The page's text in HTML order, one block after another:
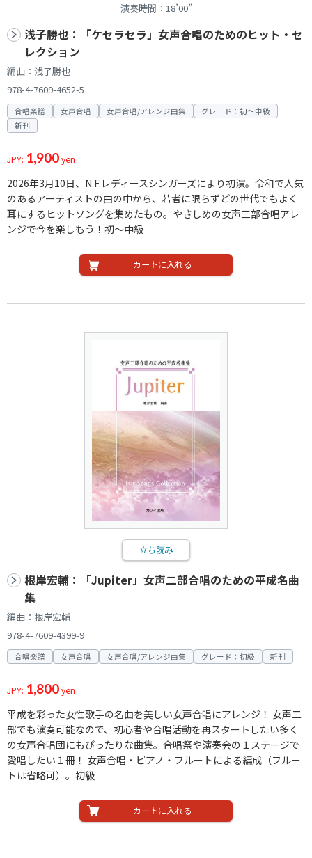
演奏時間：18’00”
浅子勝也：「ケセラセラ」女声合唱のためのヒット・セ
レクション
編曲：浅子勝也
978-4-7609-4652-5
合唱楽譜 女声合唱 女声合唱/アレンジ曲集
グレード：初～中級
新刊
JPY: 1,900yen
2026年3月10日、N.F.レディースシンガーズにより初演。令和で人気
のあるアーティストの曲の中から、若者に限らずどの世代でもよく
耳にするヒットソングを集めたもの。やさしめの女声三部合唱アレ
ンジで今を楽しもう！初～中級
カートに入れる
立ち読み
根岸宏輔：「Jupiter」女声二部合唱のための平成名曲
集
編曲：根岸宏輔
978-4-7609-4399-9
合唱楽譜 女声合唱 女声合唱/アレンジ曲集 グレード：初級 新刊
JPY: 1,800yen
平成を彩った女性歌手の名曲を美しい女声合唱にアレンジ！ 女声二
部でも演奏可能なので、初心者や合唱活動を再スタートしたい多く
の女声合唱団にもぴったりな曲集。合唱祭や演奏会の１ステージで
愛唱したい１冊！ 女声合唱・ピアノ・フルートによる編成（フルー
トは省略可）。初級
カートに入れる